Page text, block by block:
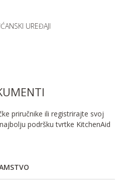
UREĐAJI
priručnike ili registrirajte svoj
podršku tvrtke KitchenAid